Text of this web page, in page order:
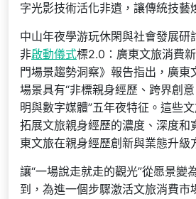
字光影技術活化非遺，讓傳統技藝
中山年夜學游玩休閑與社會發展研
非啟動儀式標2.0：廣東文旅消費
門場景趨勢洞察》報告指出，廣東
場景具有“非標親身經歷、跨界創
明與數字媒體”五年夜特征。這些
拓展文旅親身經歷的濃度、深度和
東文旅在親身經歷創新與業態升級
讓“一場說走就走的觀光”從愿景變
到，為進一個步驟激活文旅消費市